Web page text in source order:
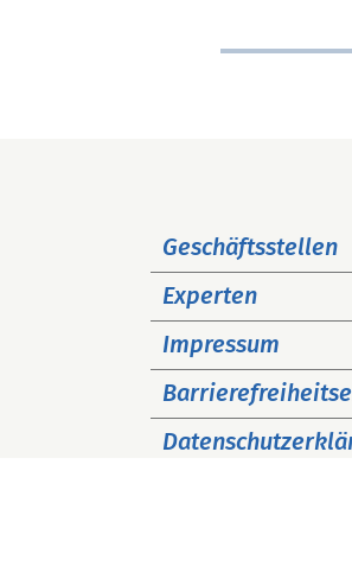
überspringen
Geschäftsstellen
Experten
Impressum